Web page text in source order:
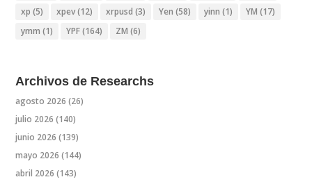
xp (5) xpev(12) xrpusd (3) Yen (58) yinn (1) YM (17)
ymm (1) YPF(164) ZM (6)
Archivos de Researchs
agosto 2026 (26)
julio 2026 (140)
junio 2026 (139)
mayo 2026 (144)
abril 2026 (143)